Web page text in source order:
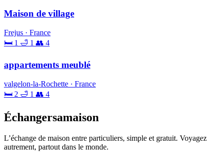
Maison de village
Frejus · France
🛏 1 🛁 1 👥 4
appartements meublé
valgelon-la-Rochette · France
🛏 2 🛁 1 👥 4
Échangersamaison
L’échange de maison entre particuliers, simple et gratuit. Voyagez
autrement, partout dans le monde.